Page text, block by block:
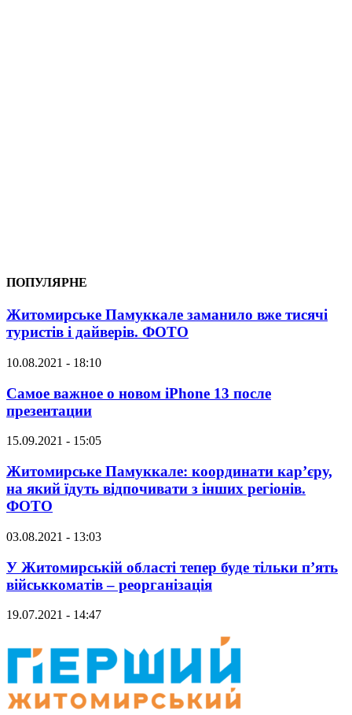
ПОПУЛЯРНЕ
Житомирське Памуккале заманило вже тисячі
туристів і дайверів. ФОТО
10.08.2021 - 18:10
Самое важное о новом iPhone 13 после
презентации
15.09.2021 - 15:05
Житомирське Памуккале: координати кар’єру,
на який їдуть відпочивати з інших регіонів.
ФОТО
03.08.2021 - 13:03
У Житомирській області тепер буде тільки п’ять
військкоматів – реорганізація
19.07.2021 - 14:47